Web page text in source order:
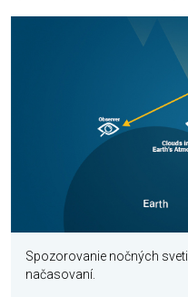
Spozorovanie nočných
načasovaní.